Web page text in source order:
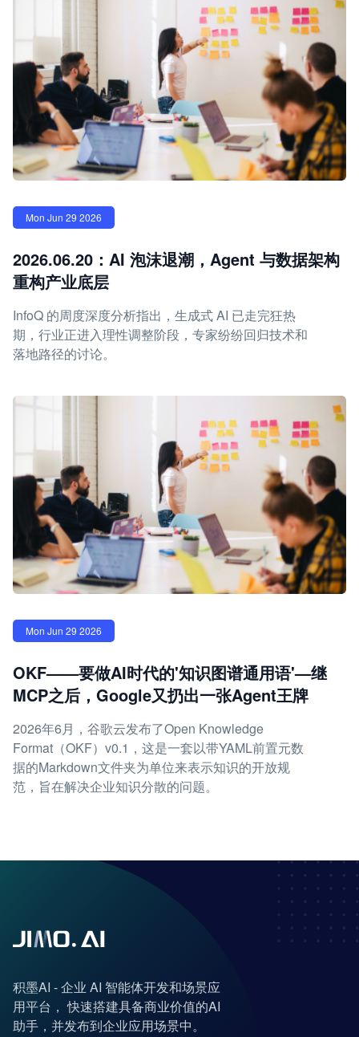
Mon Jun 29 2026
2026.06.20：AI 泡沫退潮，Agent 与数据架构
重构产业底层
InfoQ 的周度深度分析指出，生成式 AI 已走完狂热
期，行业正进入理性调整阶段，专家纷纷回归技术和
落地路径的讨论。
Mon Jun 29 2026
OKF——要做AI时代的'知识图谱通用语'—继
MCP之后，Google又扔出一张Agent王牌
2026年6月，谷歌云发布了Open Knowledge
Format（OKF）v0.1，这是一套以带YAML前置元数
据的Markdown文件夹为单位来表示知识的开放规
范，旨在解决企业知识分散的问题。
积墨AI - 企业 AI 智能体开发和场景应
用平台， 快速搭建具备商业价值的AI
助手，并发布到企业应用场景中。